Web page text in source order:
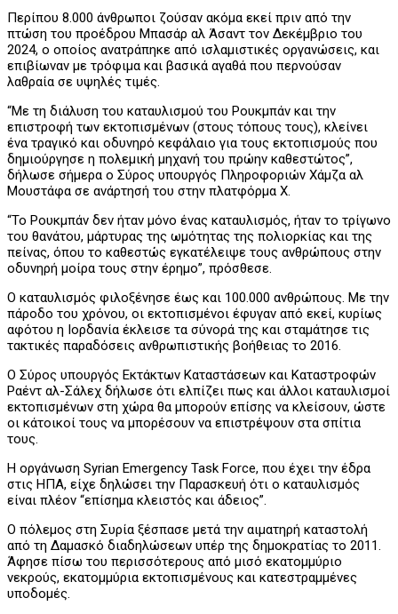
Περίπου 8.000 άνθρωποι ζούσαν ακόμα εκεί πριν από την
πτώση του προέδρου Μπασάρ αλ Άσαντ τον Δεκέμβριο του
2024, ο οποίος ανατράπηκε από ισλαμιστικές οργανώσεις, και
επιβίωναν με τρόφιμα και βασικά αγαθά που περνούσαν
λαθραία σε υψηλές τιμές.
“Με τη διάλυση του καταυλισμού του Ρουκμπάν και την
επιστροφή των εκτοπισμένων (στους τόπους τους), κλείνει
ένα τραγικό και οδυνηρό κεφάλαιο για τους εκτοπισμούς που
δημιούργησε η πολεμική μηχανή του πρώην καθεστώτος”,
δήλωσε σήμερα ο Σύρος υπουργός Πληροφοριών Χάμζα αλ
Μουστάφα σε ανάρτησή του στην πλατφόρμα X.
“Το Ρουκμπάν δεν ήταν μόνο ένας καταυλισμός, ήταν το τρίγωνο
του θανάτου, μάρτυρας της ωμότητας της πολιορκίας και της
πείνας, όπου το καθεστώς εγκατέλειψε τους ανθρώπους στην
οδυνηρή μοίρα τους στην έρημο”, πρόσθεσε.
Ο καταυλισμός φιλοξένησε έως και 100.000 ανθρώπους. Με την
πάροδο του χρόνου, οι εκτοπισμένοι έφυγαν από εκεί, κυρίως
αφότου η Ιορδανία έκλεισε τα σύνορά της και σταμάτησε τις
τακτικές παραδόσεις ανθρωπιστικής βοήθειας το 2016.
Ο Σύρος υπουργός Εκτάκτων Καταστάσεων και Καταστροφών
Ραέντ αλ-Σάλεχ δήλωσε ότι ελπίζει πως και άλλοι καταυλισμοί
εκτοπισμένων στη χώρα θα μπορούν επίσης να κλείσουν, ώστε
οι κάτοικοί τους να μπορέσουν να επιστρέψουν στα σπίτια
τους.
Η οργάνωση Syrian Emergency Task Force, που έχει την έδρα
στις ΗΠΑ, είχε δηλώσει την Παρασκευή ότι ο καταυλισμός
είναι πλέον “επίσημα κλειστός και άδειος”.
Ο πόλεμος στη Συρία ξέσπασε μετά την αιματηρή καταστολή
από τη Δαμασκό διαδηλώσεων υπέρ της δημοκρατίας το 2011.
Άφησε πίσω του περισσότερους από μισό εκατομμύριο
νεκρούς, εκατομμύρια εκτοπισμένους και κατεστραμμένες
υποδομές.